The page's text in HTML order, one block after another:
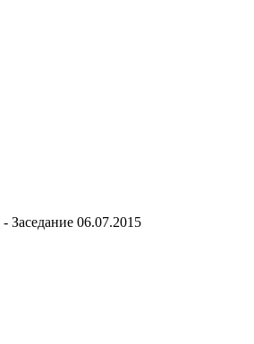
- Заседание 06.07.2015